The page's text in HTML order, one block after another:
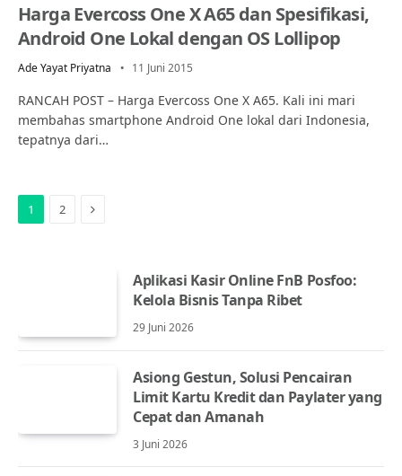
Harga Evercoss One X A65 dan Spesifikasi,
Android One Lokal dengan OS Lollipop
Ade Yayat Priyatna 11 Juni 2015
RANCAH POST – Harga Evercoss One X A65. Kali ini mari
membahas smartphone Android One lokal dari Indonesia,
tepatnya dari…
1 2 Next
Aplikasi Kasir Online FnB Posfoo:
Kelola Bisnis Tanpa Ribet
29 Juni 2026
Asiong Gestun, Solusi Pencairan
Limit Kartu Kredit dan Paylater yang
Cepat dan Amanah
3 Juni 2026